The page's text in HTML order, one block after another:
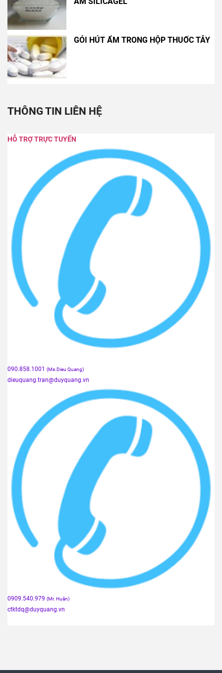
GÓI HÚT ẨM TRONG HỘP THUỐC TÂY
THÔNG TIN LIÊN HỆ
HỖ TRỢ TRỰC TUYẾN
090.858.1001 (Ms.Dieu Quang)
dieuquang.tran@duyquang.vn
0909.540.979 (Mr. Huân)
ctktdq@duyquang.vn